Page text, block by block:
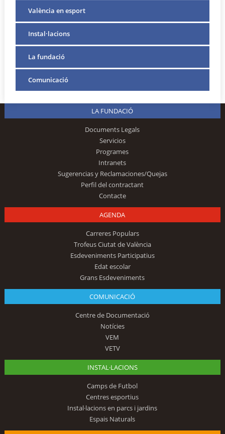
València en esport
Instal·lacions
La fundació
Comunicació
LA FUNDACIÓ
Documents Legals
Servicios
Programes
Intranets
Sugerencias y Reclamaciones/Quejas
Perfil del contractant
Contacte
AGENDA
Carreres Populars
Trofeus Ciutat de València
Esdeveniments Participatius
Edat escolar
Grans Esdeveniments
COMUNICACIÓ
Centre de Documentació
Notícies
VEM
VETV
INSTAL·LACIONS
Camps de Futbol
Centres esportius
Instal·lacions en parcs i jardins
Espais Naturals